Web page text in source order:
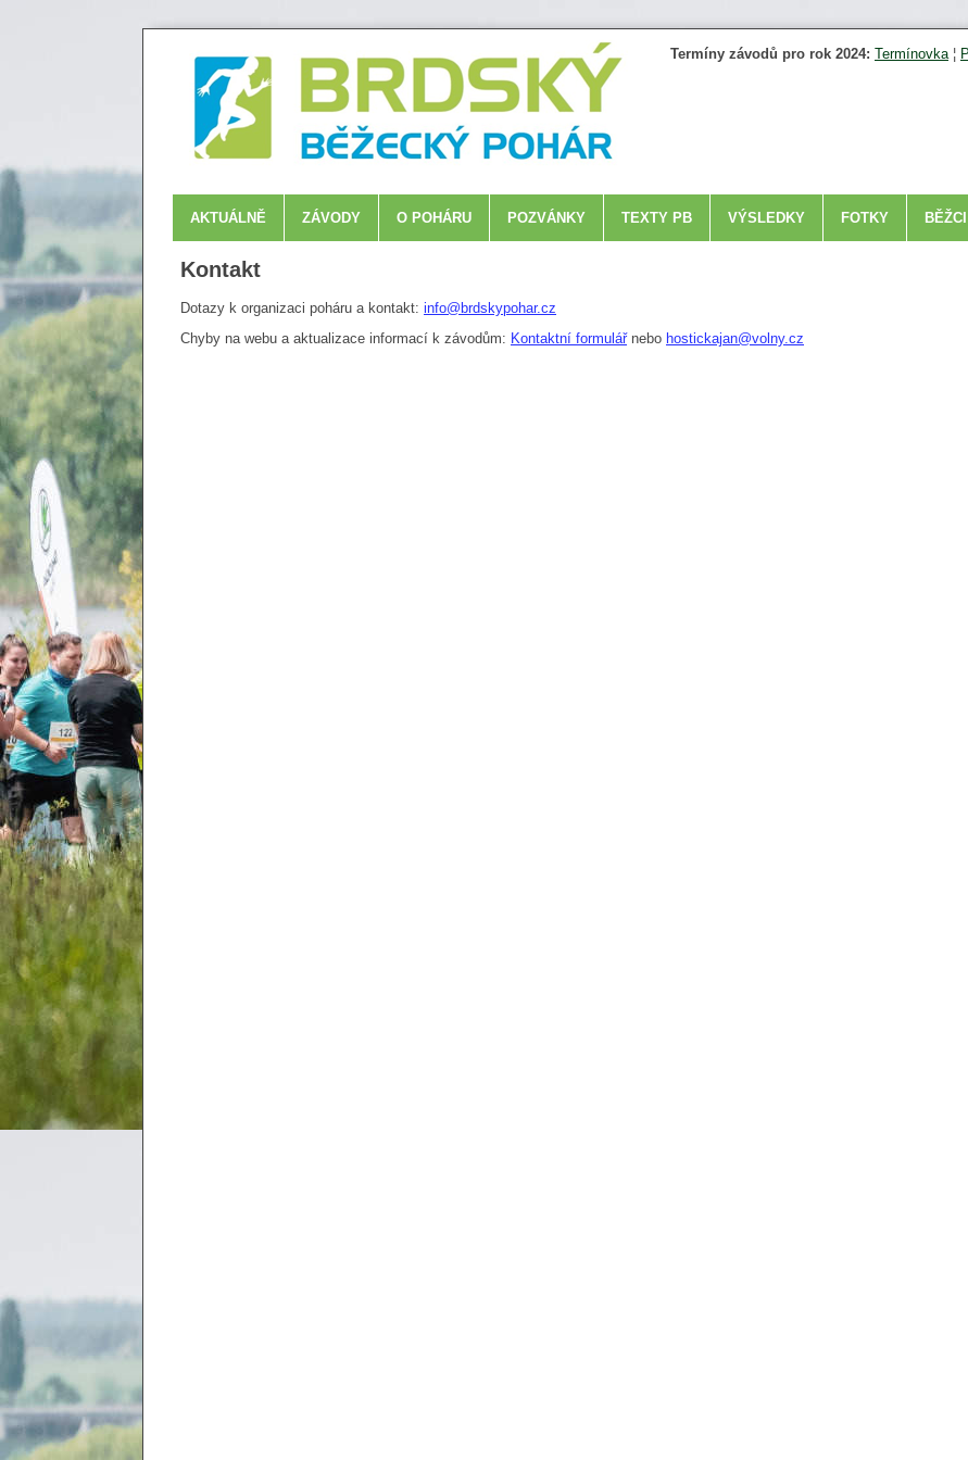
Termíny závodů pro rok 2024: Termínovka¦
AKTUÁLNĚ ZÁVODY O POHÁRU POZVÁNKY TEXTY PB VÝSLEDKY FOTKY BĚŽCI
Kontakt
Dotazy k organizaci poháru a kontakt: info@brdskypohar.cz
Chyby na webu a aktualizace informací k závodům: Kontaktní formulářnebo hostickajan@volny.cz